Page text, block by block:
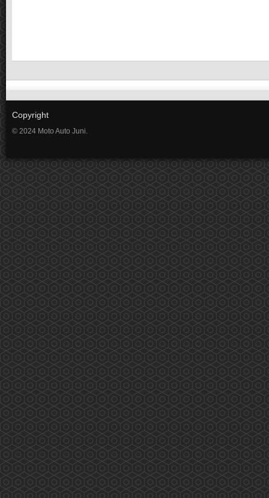
Copyright
© 2024 Moto Auto Juni.